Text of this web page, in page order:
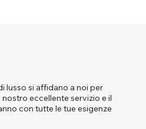
lusso si affidano a noi per
eccellente servizio e il
con tutte le tue esigenze